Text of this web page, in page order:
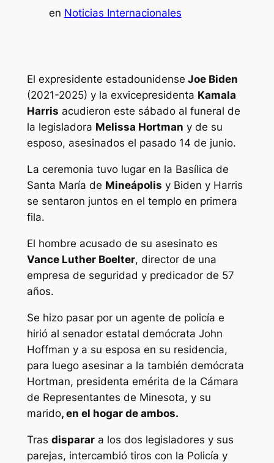
en Noticias Internacionales
El expresidente estadounidense Joe Biden
(2021-2025) y la exvicepresidenta Kamala
Harris acudieron este sábado al funeral de
la legisladora Melissa Hortman y de su
esposo, asesinados el pasado 14 de junio.
La ceremonia tuvo lugar en la Basílica de
Santa María de Mineápolis y Biden y Harris
se sentaron juntos en el templo en primera
fila.
El hombre acusado de su asesinato es
Vance Luther Boelter, director de una
empresa de seguridad y predicador de 57
años.
Se hizo pasar por un agente de policía e
hirió al senador estatal demócrata John
Hoffman y a su esposa en su residencia,
para luego asesinar a la también demócrata
Hortman, presidenta emérita de la Cámara
de Representantes de Minesota, y su
marido, en el hogar de ambos.
Tras disparara los dos legisladores y sus
parejas, intercambió tiros con la Policía y